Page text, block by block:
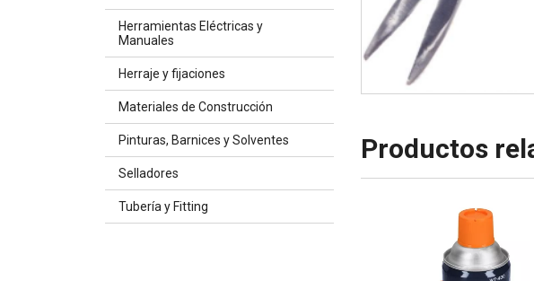
Herramientas Eléctricas y
Manuales
Herraje y fijaciones
Materiales de Construcción
Pinturas, Barnices y Solventes
Selladores
Tubería y Fitting
Productos